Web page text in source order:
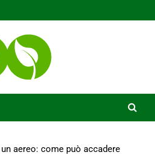
aereo: come può accadere